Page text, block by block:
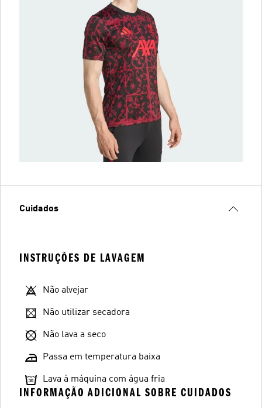
Cuidados
INSTRUÇÕES DE LAVAGEM
Não alvejar
Não utilizar secadora
Não lava a seco
Passa em temperatura baixa
Lava à máquina com água fria
INFORMAÇÃO ADICIONAL SOBRE CUIDADOS